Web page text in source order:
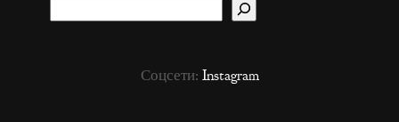
Соцсети: Instagram